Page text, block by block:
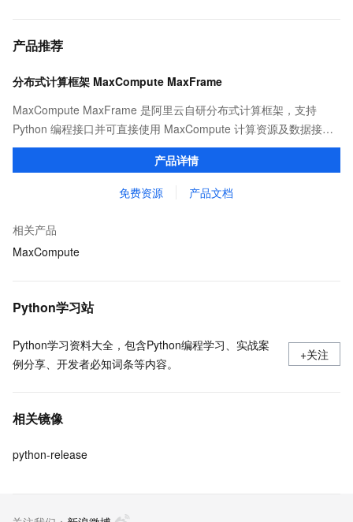
产品推荐
分布式计算框架 MaxCompute MaxFrame
MaxCompute MaxFrame 是阿里云自研分布式计算框架，支持
Python 编程接口并可直接使用 MaxCompute 计算资源及数据接
口，与 MaxCompute Notebook、镜像管理等功能共同构成
MaxCompute 完整 Python 开发生态。
产品详情
免费资源 产品文档
相关产品
MaxCompute
Python学习站
Python学习资料大全，包含Python编程学习、实战案
例分享、开发者必知词条等内容。
+关注
相关镜像
python-release